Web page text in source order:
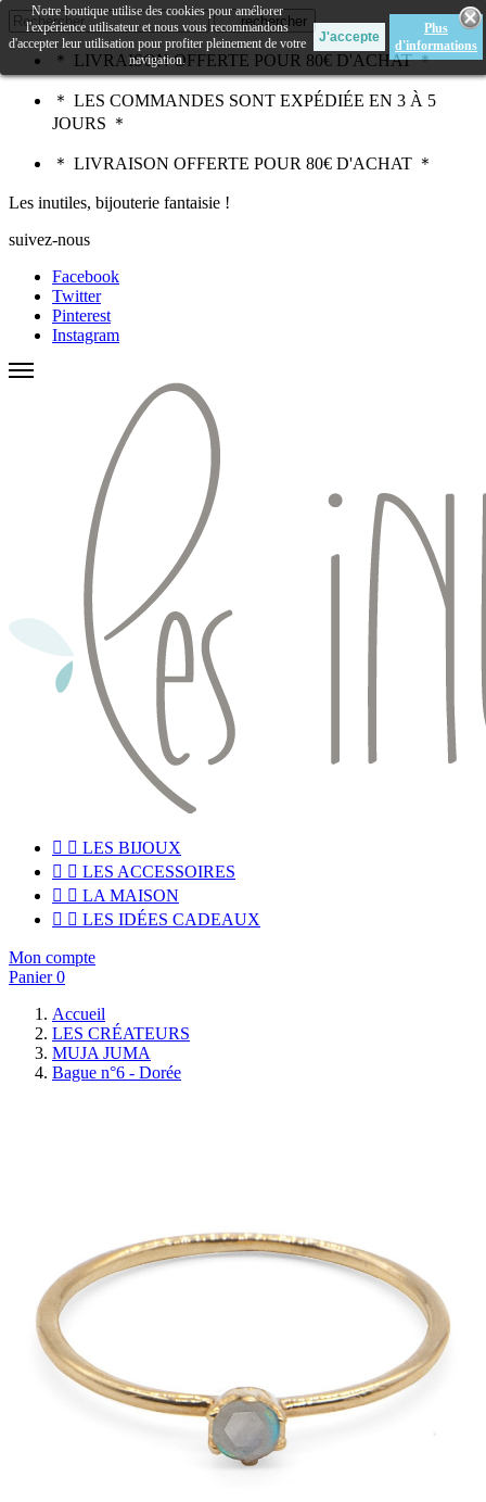
rechercher
＊ LIVRAISON OFFERTE POUR 80€ D'ACHAT ＊
＊ LES COMMANDES SONT EXPÉDIÉE EN 3 À 5
JOURS ＊
＊ LIVRAISON OFFERTE POUR 80€ D'ACHAT ＊
Les inutiles, bijouterie fantaisie !
suivez-nous
Facebook
Twitter
Pinterest
Instagram
  LES BIJOUX
  LES ACCESSOIRES
  LA MAISON
  LES IDÉES CADEAUX
Mon compte
Panier 0
Notre boutique utilise des cookies pour améliorer
l'expérience utilisateur et nous vous recommandons
d'accepter leur utilisation pour profiter pleinement de votre
navigation.
Plus
d'informations
Accueil
LES CRÉATEURS
MUJA JUMA
Bague n°6 - Dorée